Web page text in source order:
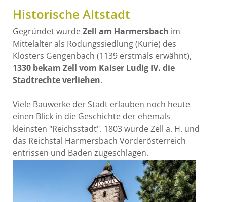
Historische Altstadt
Gegründet wurdeZell am Harmersbach im
Mittelalter als Rodungssiedlung (Kurie) des
Klosters Gengenbach (1139 erstmals erwähnt),
1330 bekam Zell vom Kaiser Ludig IV. die
Stadtrechte verliehen.
Viele Bauwerke der Stadt erlauben noch heute
einen Blick in die Geschichte der ehemals
kleinsten "Reichsstadt". 1803 wurde Zell a. H. und
das Reichstal Harmersbach Vorderösterreich
entrissen und Baden zugeschlagen.